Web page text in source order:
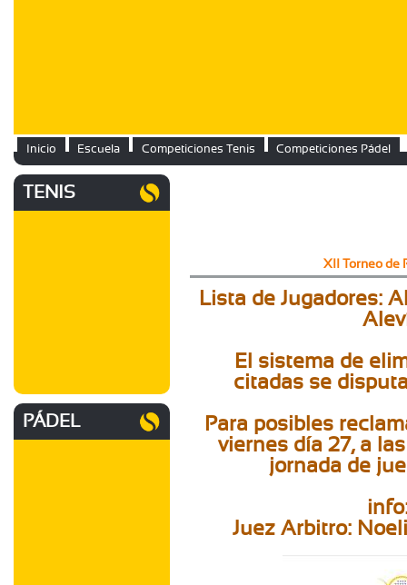
Inicio Escuela Competiciones Tenis Competiciones Pádel
TENIS
PÁDEL
XII Torneo de
Lista de Jugadores:
El sistema de
citadas se
Para posibles
viernes día 27, a
jornada de
Juez Arbitro: